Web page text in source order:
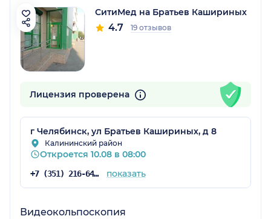
СитиМед на Братьев Кашириных
4.7 19 отзывов
Лицензия проверена
г Челябинск, ул Братьев Кашириных, д 8
Калининский район
Откроется 10.08 в 08:00
+7 (351) 216-64-16 показать
Видеокольпоскопия